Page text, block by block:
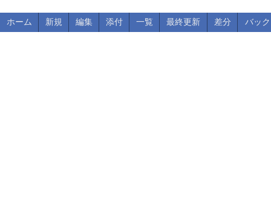
ホーム 新規 編集 添付 一覧 最終更新 差分 バッ